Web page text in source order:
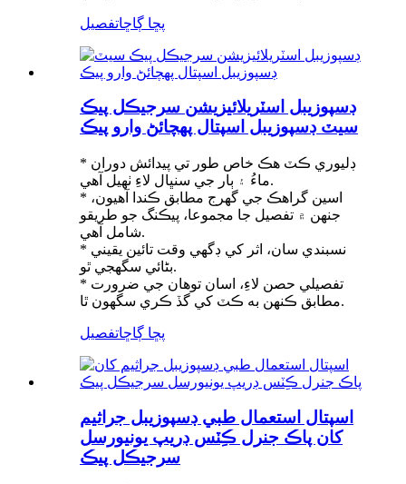
پڇا ڳاڇاتفصيل
ڊسپوزيبل اسٽريلائيزيشن سرجيڪل پيڪ
سيٽ ڊسپوزيبل اسپتال پهچائڻ وارو پيڪ
* ڊليوري ڪٽ هڪ خاص طور تي پيدائش دوران
ماءُ ۽ ٻار جي سنڀال لاءِ ٺهيل آهي.
* اسين گراهڪ جي گهرج مطابق ڪندا آهيون،
جنهن ۾ تفصيل جا مجموعا، پيڪنگ جو طريقو
شامل آهي.
* نسبندي سان، اثر کي ڊگهي وقت تائين يقيني
بڻائي سگهجي ٿو.
* تفصيلي حصن لاءِ، اسان توهان جي ضرورت
مطابق ڪنهن به ڪٽ کي گڏ ڪري سگهون ٿا.
پڇا ڳاڇاتفصيل
اسپتال استعمال طبي ڊسپوزيبل جراثيم
کان پاڪ جنرل ڪِٽس ڊريپ يونيورسل
سرجيڪل پيڪ